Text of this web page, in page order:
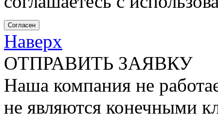
Согласен
Наверх
ОТПРАВИТЬ ЗАЯВКУ
Наша компания не
не являются конечными